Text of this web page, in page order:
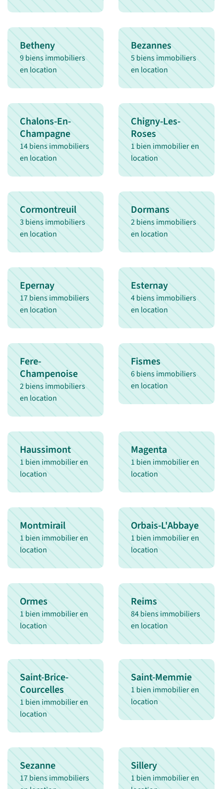
Betheny
9 biens immobiliers
en location
Bezannes
5 biens immobiliers
en location
Chalons-En-
Champagne
14 biens immobiliers
en location
Chigny-Les-
Roses
1 bien immobilier en
location
Cormontreuil
3 biens immobiliers
en location
Dormans
2 biens immobiliers
en location
Epernay
17 biens immobiliers
en location
Esternay
4 biens immobiliers
en location
Fere-
Champenoise
2 biens immobiliers
en location
Fismes
6 biens immobiliers
en location
Haussimont
1 bien immobilier en
location
Magenta
1 bien immobilier en
location
Montmirail
1 bien immobilier en
location
Orbais-L'Abbaye
1 bien immobilier en
location
Ormes
1 bien immobilier en
location
Reims
84 biens immobiliers
en location
Saint-Brice-
Courcelles
1 bien immobilier en
location
Saint-Memmie
1 bien immobilier en
location
Sezanne
17 biens immobiliers
Sillery
1 bien immobilier en